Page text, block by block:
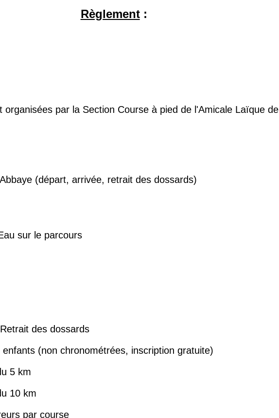
Règlement:
organisées par la Section Course à pied de l'Amicale Laïque de
(départ, arrivée, retrait des dossards)
sur le parcours
des dossards
(non chronométrées, inscription gratuite)
5 km
10 km
par course